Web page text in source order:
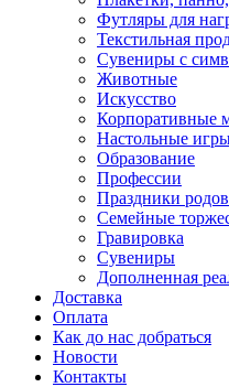
Футляры для
Текстильная
Сувениры с
Животные
Искусство
Корпоративные
Настольные
Образование
Профессии
Праздники
Семейные
Гравировка
Сувениры
Дополненная
Доставка
Оплата
Как до нас добраться
Новости
Контакты